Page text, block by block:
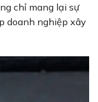
chỉ mang lại sự
doanh nghiệp xây